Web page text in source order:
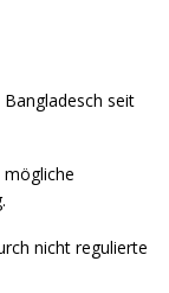
seit
mögliche
nicht regulierte